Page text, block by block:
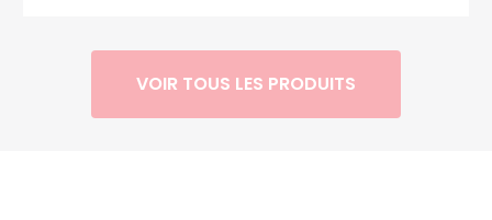
VOIR TOUS LES PRODUITS